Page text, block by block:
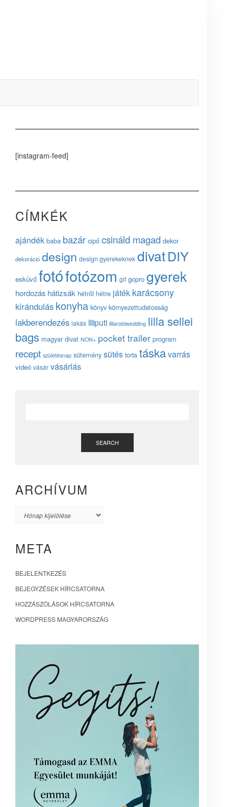
[instagram-feed]
CÍMKÉK
ajándék baba bazár cipő csináld magad dekor
dekoráció design design gyerekeknek divatDIY
esküvő fotófotózom gif gopro gyerek
hordozás hátizsák hétről hétre játék karácsony
kirándulás konyha könyv környezettudatosság
lakberendezés lakás liliputi lillarobiwedding lilla sellei
bags magyar divat NON+ pocket trailer program
recept születésnap sütemény sütés torta táskavarrás
videó vásár vásárlás
SEARCH
ARCHÍVUM
Archívum
META
BEJELENTKEZÉS
BEJEGYZÉSEK HÍRCSATORNA
HOZZÁSZÓLÁSOK HÍRCSATORNA
WORDPRESS MAGYARORSZÁG